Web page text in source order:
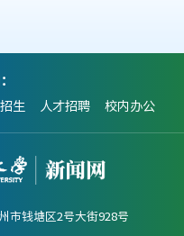
生 人才招聘 校内办公
市钱塘区2号大街928号